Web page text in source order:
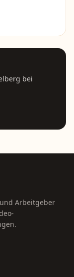
bei
Arbeitgeber